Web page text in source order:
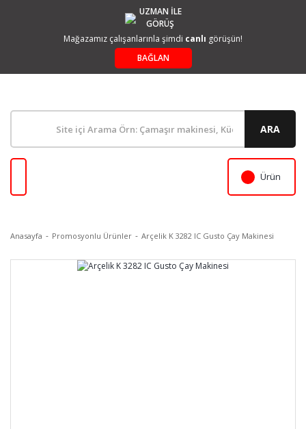
UZMAN İLE
GÖRÜŞ
Mağazamız çalışanlarınla şimdi canlı görüşün!
BAĞLAN
ARA
Ürün
Anasayfa Promosyonlu Ürünler Arçelik K 3282 IC Gusto Çay Makinesi